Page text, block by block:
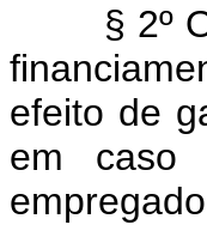
§ 2º O
efeito de
em caso